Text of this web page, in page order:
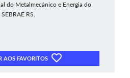
do Metalmecânico e Energia do
SEBRAE RS.
AOS FAVORITOS